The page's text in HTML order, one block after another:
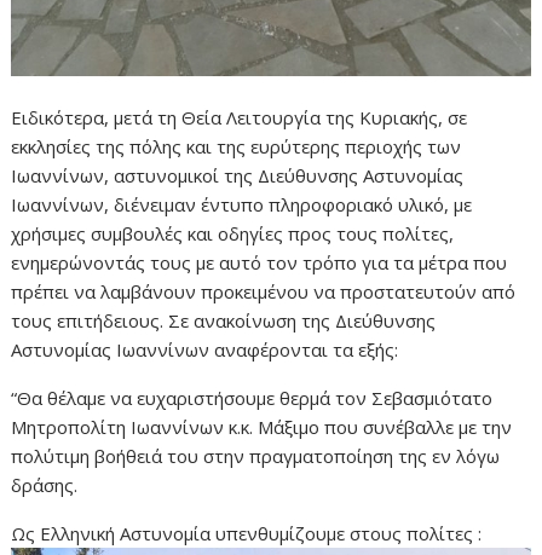
Ειδικότερα, μετά τη Θεία Λειτουργία της Κυριακής, σε
εκκλησίες της πόλης και της ευρύτερης περιοχής των
Ιωαννίνων, αστυνομικοί της Διεύθυνσης Αστυνομίας
Ιωαννίνων, διένειμαν έντυπο πληροφοριακό υλικό, με
χρήσιμες συμβουλές και οδηγίες προς τους πολίτες,
ενημερώνοντάς τους με αυτό τον τρόπο για τα μέτρα που
πρέπει να λαμβάνουν προκειμένου να προστατευτούν από
τους επιτήδειους. Σε ανακοίνωση της Διεύθυνσης
Αστυνομίας Ιωαννίνων αναφέρονται τα εξής:
“Θα θέλαμε να ευχαριστήσουμε θερμά τον Σεβασμιότατο
Μητροπολίτη Ιωαννίνων κ.κ. Μάξιμο που συνέβαλλε με την
πολύτιμη βοήθειά του στην πραγματοποίηση της εν λόγω
δράσης.
Ως Ελληνική Αστυνομία υπενθυμίζουμε στους πολίτες :